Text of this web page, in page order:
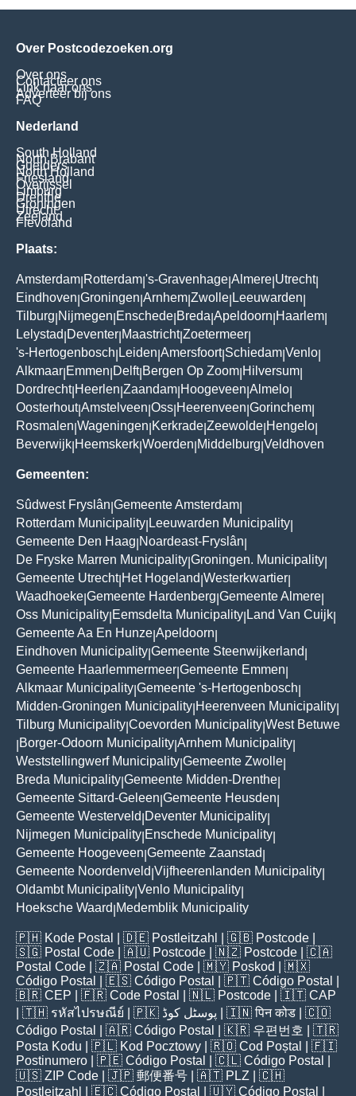
Over Postcodezoeken.org
Over ons
Contacteer ons
Link naar ons
Adverteer bij ons
FAQ
Nederland
South Holland
North Brabant
Guelders
North Holland
Friesland
Overijssel
Limburg
Drenthe
Groningen
Utrecht
Zeeland
Flevoland
Plaats:
Amsterdam Rotterdam 's-Gravenhage Almere Utrecht|
Eindhoven Groningen Arnhem Zwolle Leeuwarden
Tilburg Nijmegen Enschede Breda Apeldoorn Haarlem
Lelystad Deventer Maastricht|Zoetermeer
's-Hertogenbosch Leiden Amersfoort| Schiedam Venlo
Alkmaar Emmen Delft| Bergen Op Zoom Hilversum
Dordrecht| Heerlen Zaandam Hoogeveen Almelo
Oosterhout|Amstelveen Oss Heerenveen Gorinchem
Rosmalen Wageningen Kerkrade Zeewolde Hengelo
Beverwijk Heemskerk Woerden Middelburg Veldhoven
Gemeenten:
Sûdwest Fryslân Gemeente Amsterdam
Rotterdam Municipality Leeuwarden Municipality
Gemeente Den Haag Noardeast-Fryslân
De Fryske Marren Municipality Groningen. Municipality
Gemeente Utrecht| Het Hogeland Westerkwartier
Waadhoeke Gemeente Hardenberg Gemeente Almere
Oss Municipality Eemsdelta Municipality Land Van Cuijk
Gemeente Aa En Hunze Apeldoorn
Eindhoven Municipality Gemeente Steenwijkerland
Gemeente Haarlemmermeer Gemeente Emmen
Alkmaar Municipality Gemeente 's-Hertogenbosch
Midden-Groningen Municipality Heerenveen Municipality
Tilburg Municipality Coevorden Municipality West Betuwe
Borger-Odoorn Municipality Arnhem Municipality
Weststellingwerf Municipality Gemeente Zwolle
Breda Municipality Gemeente Midden-Drenthe
Gemeente Sittard-Geleen Gemeente Heusden
Gemeente Westerveld Deventer Municipality
Nijmegen Municipality Enschede Municipality
Gemeente Hoogeveen Gemeente Zaanstad
Gemeente Noordenveld Vijfheerenlanden Municipality
Oldambt Municipality Venlo Municipality
Hoeksche Waard Medemblik Municipality
🇵🇭 Kode Postal | 🇩🇪 Postleitzahl | 🇬🇧 Postcode
🇸🇬 Postal Code | 🇦🇺 Postcode | 🇳🇿 Postcode | 🇨🇦
Postal Code | 🇿🇦 Postal Code | 🇲🇾 Poskod
| 🇲🇽
Código Postal
| 🇪🇸 Código Postal | 🇵🇹 Código Postal
🇧🇷 CEP | 🇫🇷 Code Postal | 🇳🇱 Postcode | 🇮🇹 CAP
| 🇹🇭 รหัสไปรษณีย์ | 🇵🇰 پوسٹل کوڈ | 🇮🇳पिन कोड | 🇨🇴
Código Postal
| 🇦🇷 Código Postal | 🇰🇷 우편번호
| 🇹🇷
Posta Kodu | 🇵🇱 Kod Pocztowy | 🇷🇴 Cod Poștal
| 🇫🇮
Postinumero | 🇵🇪 Código Postal | 🇨🇱 Código Postal
🇺🇸 ZIP Code | 🇯🇵 郵便番号 | 🇦🇹 PLZ | 🇨🇭
Postleitzahl
| 🇪🇨 Código Postal | 🇺🇾 Código Postal